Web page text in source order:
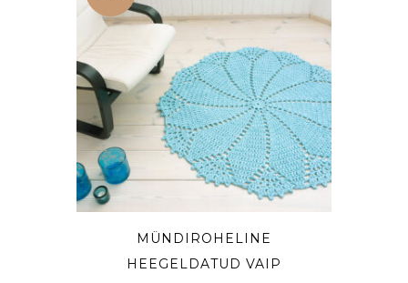
MÜNDIROHELINE
HEEGELDATUD VAIP